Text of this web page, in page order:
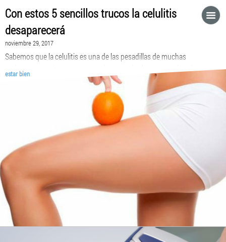
Con estos 5 sencillos trucos la celulitis
desaparecerá
noviembre 29, 2017
Sabemos que la celulitis es una de las pesadillas de muchas
éxito. Sin embargo, ¡hoy llegó la solución que tanto esperabas! A
continuación, podrás conocer cuáles son los 5 trucos para
decirle adiós a este padecimiento. 1.Masaje para eliminar la
celulitis Puedes contratar a un profesional o […]
estar bien